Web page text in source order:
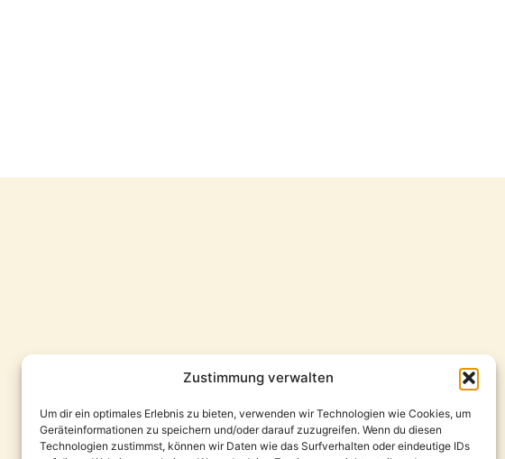
Zustimmung verwalten
Um dir ein optimales Erlebnis zu bieten, verwenden wir Technologien wie Cookies, um
Geräteinformationen zu speichern und/oder darauf zuzugreifen. Wenn du diesen
Technologien zustimmst, können wir Daten wie das Surfverhalten oder eindeutige IDs